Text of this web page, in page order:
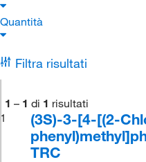
Quantità
Filtra risultati
1 – 1 di 1 risultati
1
(3S)-3-[4-[(2-
TRC